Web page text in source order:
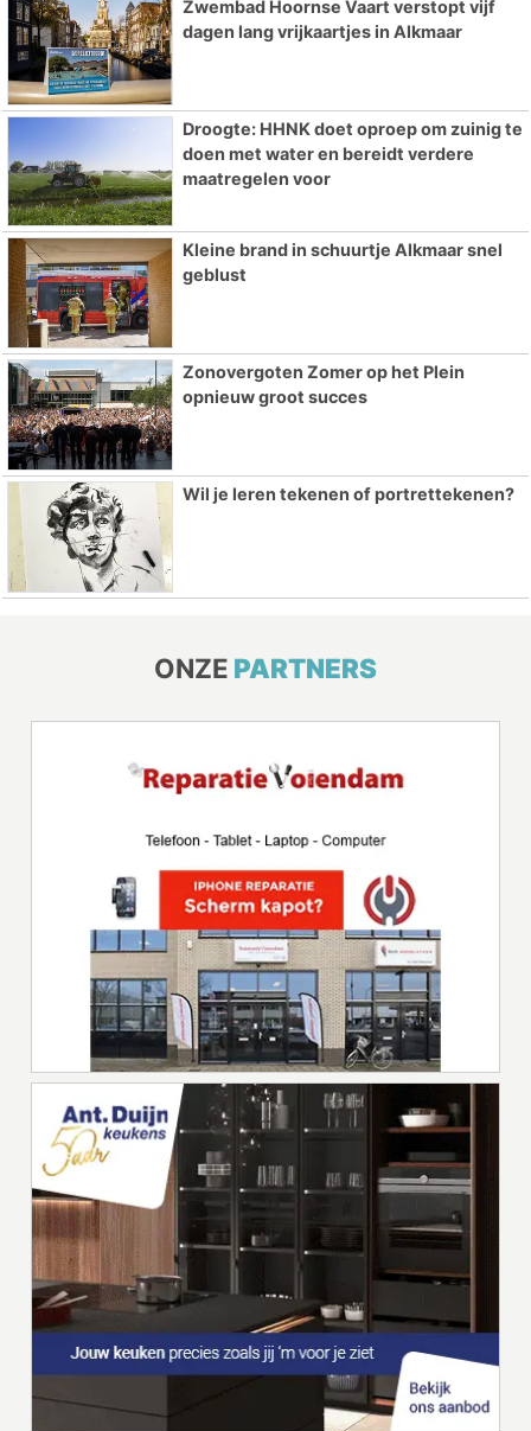
Zwembad Hoornse Vaart verstopt vijf
dagen lang vrijkaartjes in Alkmaar
Droogte: HHNK doet oproep om zuinig te
doen met water en bereidt verdere
maatregelen voor
Kleine brand in schuurtje Alkmaar snel
geblust
Zonovergoten Zomer op het Plein
opnieuw groot succes
Wil je leren tekenen of portrettekenen?
ONZE PARTNERS